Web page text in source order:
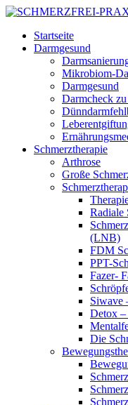
Startseite
Darmgesund
Mikrobiom-
Darmgesund
Darmcheck
Schmerztherapie
Arthrose
Große
Radiale
(LNB)
FDM
PPT-
Fazer-
Siwave
Detox –
Die